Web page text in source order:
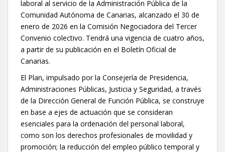
laboral al servicio de la Administración Pública de la
Comunidad Autónoma de Canarias, alcanzado el 30 de
enero de 2026 en la Comisión Negociadora del Tercer
Convenio colectivo. Tendrá una vigencia de cuatro años,
a partir de su publicación en el Boletín Oficial de
Canarias.
El Plan, impulsado por la Consejería de Presidencia,
Administraciones Públicas, Justicia y Seguridad, a través
de la Dirección General de Función Pública, se construye
en base a ejes de actuación que se consideran
esenciales para la ordenación del personal laboral,
como son los derechos profesionales de movilidad y
promoción; la reducción del empleo público temporal y